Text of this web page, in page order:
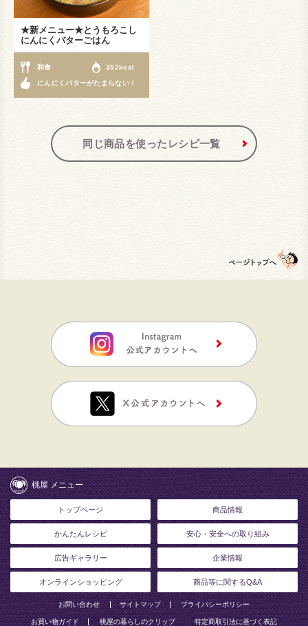
★新メニュー★とうもろこし
にんにくバターごはん
和食 352kcal
にんにくバターがたまらない！
同じ商品を使ったレシピ一覧
桃屋 メニュー
トップページ 商品情報
かんたんレシピ 安心・安全への取り組み
広告ギャラリー 企業情報
オンラインショッピング 商品等に関するQ&A
お問い合わせ サイトマップ プライバシーポリシー
お買い物ガイド 桃屋の暮らしのクリップ 特定商取引法に基づく表記